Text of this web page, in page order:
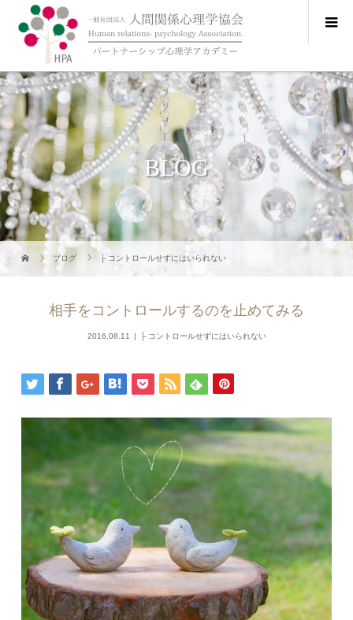
BLOG
ブログ ├ コントロールせずにはいられない
相手をコントロールするのを止めてみる
2016.08.11 ├ コントロールせずにはいられない